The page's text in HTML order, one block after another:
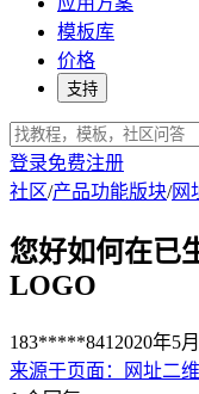
模板库
价格
支持
登录免费注册
社区/产品功能版块/网
您好如何在已
LOGO
183*****841 2020年5
来源于页面 ：
网址二